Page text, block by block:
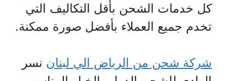
كل خدمات الشحن بأقل التكاليف التي
تخدم جميع العملاء بأفضل صورة ممكنة.
شركة شحن من الرياض الي لبنان نسر